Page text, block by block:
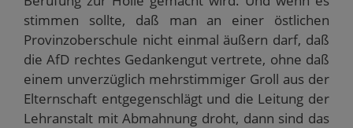
stimmen sollte, daß man an einer östlichen
Provinzoberschule nicht einmal äußern darf, daß
die AfD rechtes Gedankengut vertrete, ohne daß
einem unverzüglich mehrstimmiger Groll aus der
Elternschaft entgegenschlägt und die Leitung der
Lehranstalt mit Abmahnung droht, dann sind das